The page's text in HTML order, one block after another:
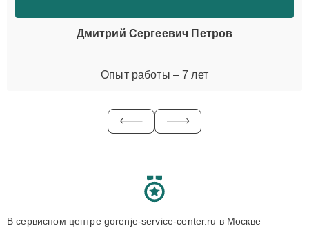
Дмитрий Сергеевич Петров
Опыт работы – 7 лет
В сервисном центре gorenje-service-center.ru в Москве